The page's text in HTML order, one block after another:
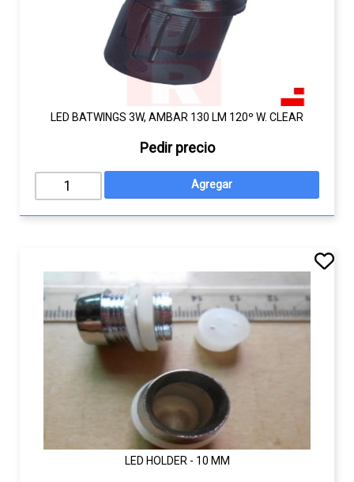
LED BATWINGS 3W, AMBAR 130 LM 120º W. CLEAR
Pedir precio
LED HOLDER - 10 MM